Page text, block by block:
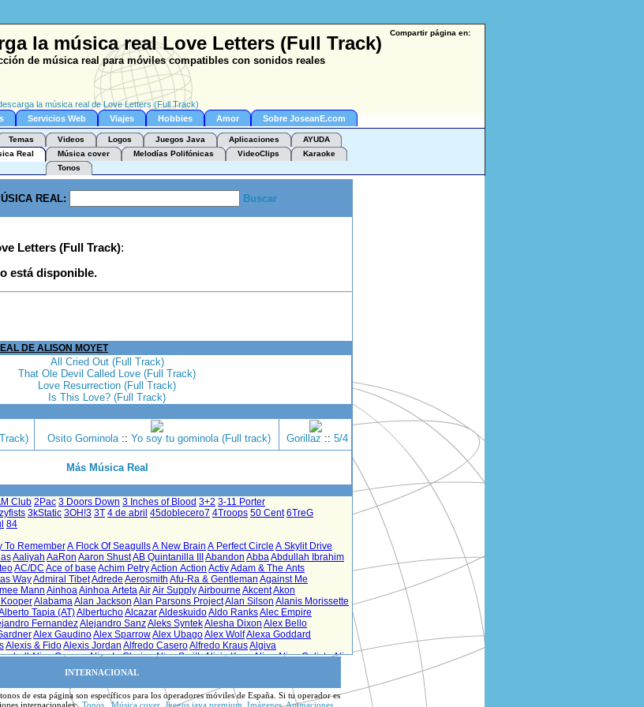
la música real Love Letters (Full Track)
de música real para móviles compatibles con sonidos reales
Compartir página en:
la música real de Love Letters (Full Track)
Servicios Web Viajes Hobbies Amor Sobre JoseanE.com
Temas Videos Logos Juegos Java Aplicaciones
AYUDA
Real Música cover Melodías Polifónicas VideoClips
Karaoke
Tonos
REAL: Buscar
Letters (Full Track):
está disponible.
DE ALISON MOYET
All Cried Out (Full Track)
That Ole Devil Called Love (Full Track)
Love Resurrection (Full Track)
Is This Love? (Full Track)
Osito Gominola:: Yo soy tu gominola (Full track) Gorillaz :: 5/4
Más Música Real
INTERNACIONAL
de esta página son específicos para los operadores móviles de España. Si tu operador es
internacionales: Tonos,Música cover, Juegos java premium Imágenes,Animaciones,